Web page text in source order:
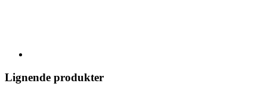
Lignende produkter